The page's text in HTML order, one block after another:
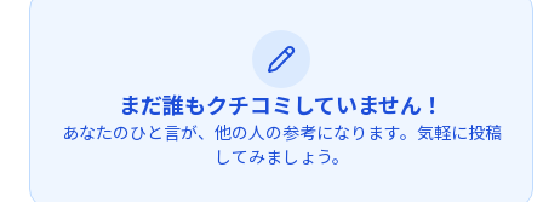
まだ誰もクチコミしていません！
あなたのひと言が、他の人の参考になります。気軽に投稿
してみましょう。